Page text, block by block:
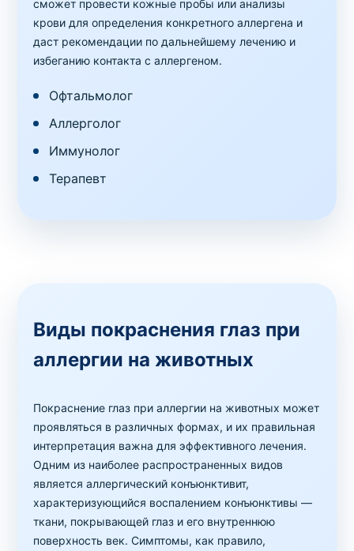
сможет провести кожные пробы или анализы
крови для определения конкретного аллергена и
даст рекомендации по дальнейшему лечению и
избеганию контакта с аллергеном.
Офтальмолог
Аллерголог
Иммунолог
Терапевт
Виды покраснения глаз при
аллергии на животных
Покраснение глаз при аллергии на животных может
проявляться в различных формах, и их правильная
интерпретация важна для эффективного лечения.
Одним из наиболее распространенных видов
является аллергический конъюнктивит,
характеризующийся воспалением конъюнктивы —
ткани, покрывающей глаз и его внутреннюю
поверхность век. Симптомы, как правило,